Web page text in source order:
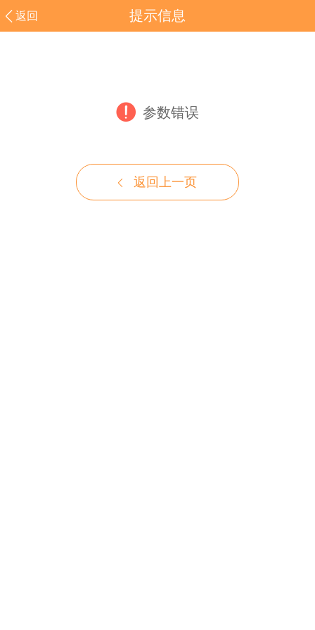
返回 提示信息
参数错误
返回上一页